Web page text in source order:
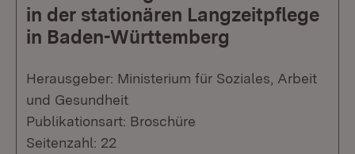
in der stationären Langzeitpflege
in Baden-Württemberg
Herausgeber: Ministerium für Soziales, Arbeit
und Gesundheit
Publikationsart: Broschüre
Seitenzahl: 22